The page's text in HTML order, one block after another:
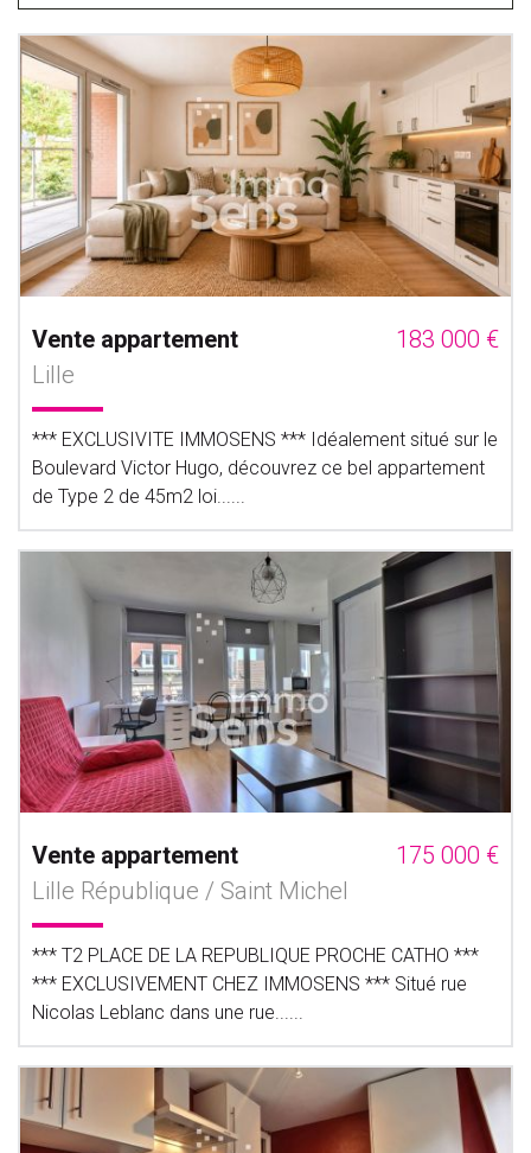
Vente appartement
183 000 €
Lille
*** EXCLUSIVITE IMMOSENS *** Idéalement situé sur le
Boulevard Victor Hugo, découvrez ce bel appartement
de Type 2 de 45m2 loi......
Vente appartement
175 000 €
Lille République / Saint Michel
*** T2 PLACE DE LA REPUBLIQUE PROCHE CATHO ***
*** EXCLUSIVEMENT CHEZ IMMOSENS *** Situé rue
Nicolas Leblanc dans une rue......